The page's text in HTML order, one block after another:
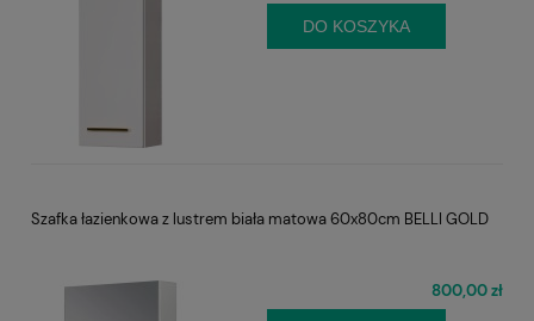
DO KOSZYKA
Szafka łazienkowa z lustrem biała matowa 60x80cm BELLI GOLD
800,00 zł